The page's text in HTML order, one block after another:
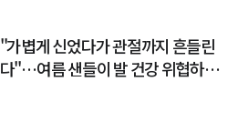
"가볍게 신었다가 관절까지 흔들린
다"…여름 샌들이 발 건강 위협하는